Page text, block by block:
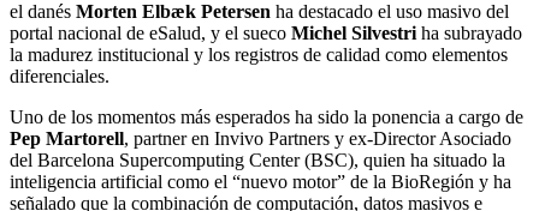
el danés Morten Elbæk Petersen ha destacado el uso masivo del
portal nacional de eSalud, y el sueco Michel Silvestri ha subrayado
la madurez institucional y los registros de calidad como elementos
diferenciales.
Uno de los momentos más esperados ha sido la ponencia a cargo de
Pep Martorell, partner en Invivo Partners y ex-Director Asociado
del Barcelona Supercomputing Center (BSC), quien ha situado la
inteligencia artificial como el “nuevo motor” de la BioRegión y ha
señalado que la combinación de computación, datos masivos e